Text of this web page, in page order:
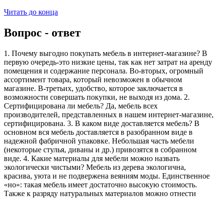
Читать до конца
Вопрос - ответ
1. Почему выгодно покупать мебель в интернет-магазине? В
первую очередь-это низкие цены, так как нет затрат на аренду
помещения и содержание персонала. Во-вторых, огромный
ассортимент товара, который невозможен в обычном
магазине. В-третьих, удобство, которое заключается в
возможности совершать покупки, не выходя из дома. 2.
Сертифицирована ли мебель? Да, мебель всех
производителей, представленных в нашем интернет-магазине,
сертифицирована. 3. В каком виде доставляется мебель? В
основном вся мебель доставляется в разобранном виде в
надежной фабричной упаковке. Небольшая часть мебели
(некоторые стулья, диваны и др.) привозятся в собранном
виде. 4. Какие материалы для мебели можно назвать
экологически чистыми? Мебель из дерева экологична,
красива, уюта и не подвержена веяниям моды. Единственное
«но»: такая мебель имеет достаточно высокую стоимость.
Также к разряду натуральных материалов можно отнести